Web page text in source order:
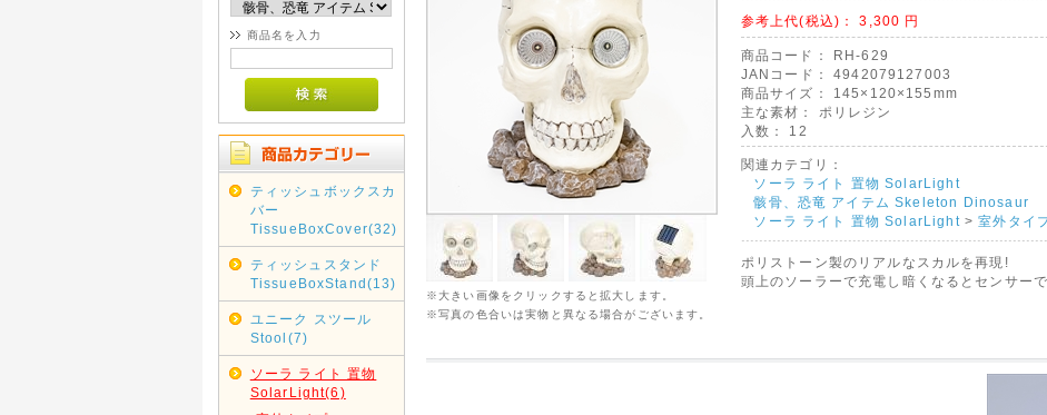
商品名を入力
ティッシュボックスカ
バー
TissueBoxCover(32)
ティッシュスタンド
TissueBoxStand(13)
ユニーク スツール
Stool(7)
ソーラ ライト 置物
SolarLight(6)
※大きい画像をクリックすると拡大します。
※写真の色合いは実物と異なる場合がございます。
参考上代(税込)： 3,300 円
商品コード：
RH-629
JANコード：
4942079127003
商品サイズ：
145×120×155mm
主な素材：
ポリレジン
入数：
12
関連カテゴリ：
ソーラ ライト 置物 SolarLight
骸骨、恐竜 アイテム Skeleton Dinosaur
ソーラ ライト 置物 SolarLight >室外タイ
ポリストーン製のリアルなスカルを再現!
頭上のソーラーで充電し暗くなるとセンサー